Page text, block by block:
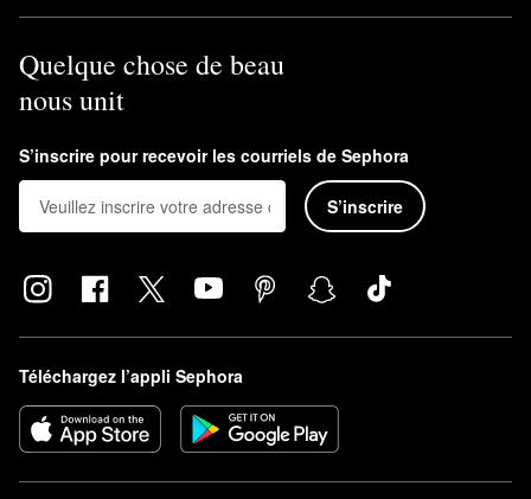
Quelque chose de beau
nous unit
S’inscrire pour recevoir les courriels de Sephora
S’inscrire
Téléchargez l’appli Sephora